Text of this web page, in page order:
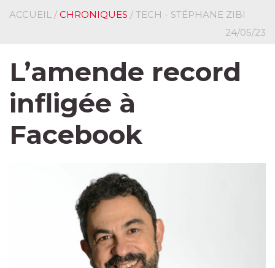
ACCUEIL / CHRONIQUES / TECH - STÉPHANE ZIBI
24/05/23
L’amende record
infligée à
Facebook